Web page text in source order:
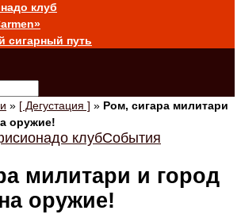
клуб
сигарный путь
» [ Дегустация ] » Ром, сигара милитари
оружие!
клубСобытия
милитари и город
оружие!